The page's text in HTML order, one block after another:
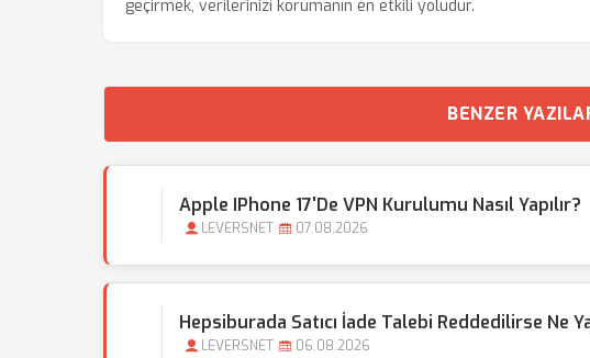
geçirmek, verilerinizi korumanın en etkili yoludur.
BENZER
Apple IPhone 17'de VPN Kurulumu Nasıl Yapılır?
LEVERSNET 07.08.2026
Hepsiburada Satıcı İade Talebi Reddedilirse Ne
LEVERSNET 06.08.2026